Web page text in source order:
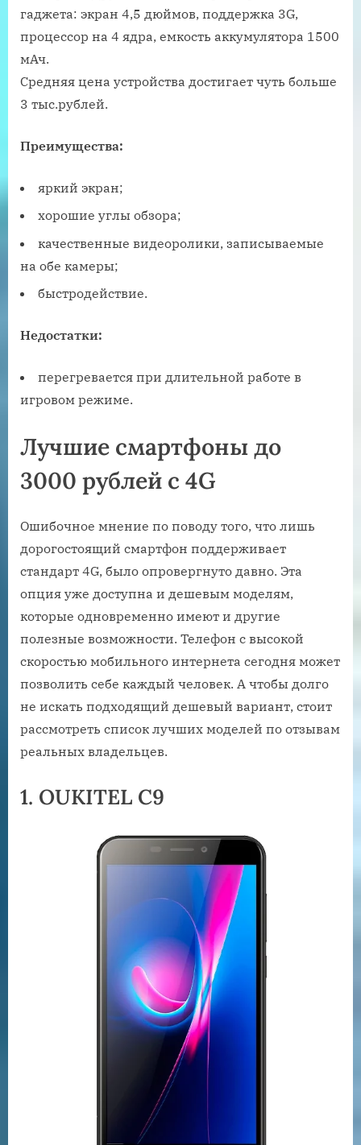
гаджета: экран 4,5 дюймов, поддержка 3G,
процессор на 4 ядра, емкость аккумулятора 1500
мАч.
Средняя цена устройства достигает чуть больше
3 тыс.рублей.
Преимущества:
яркий экран;
хорошие углы обзора;
качественные видеоролики, записываемые
на обе камеры;
быстродействие.
Недостатки:
перегревается при длительной работе в
игровом режиме.
Лучшие смартфоны до
3000 рублей с 4G
Ошибочное мнение по поводу того, что лишь
дорогостоящий смартфон поддерживает
стандарт 4G, было опровергнуто давно. Эта
опция уже доступна и дешевым моделям,
которые одновременно имеют и другие
полезные возможности. Телефон с высокой
скоростью мобильного интернета сегодня может
позволить себе каждый человек. А чтобы долго
не искать подходящий дешевый вариант, стоит
рассмотреть список лучших моделей по отзывам
реальных владельцев.
1. OUKITEL C9